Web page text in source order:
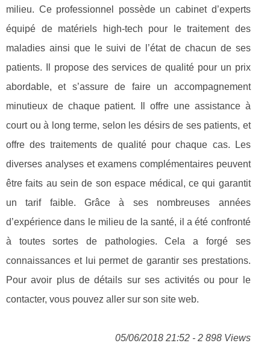
milieu. Ce professionnel possède un cabinet d’experts
équipé de matériels high-tech pour le traitement des
maladies ainsi que le suivi de l’état de chacun de ses
patients. Il propose des services de qualité pour un prix
abordable, et s’assure de faire un accompagnement
minutieux de chaque patient. Il offre une assistance à
court ou à long terme, selon les désirs de ses patients, et
offre des traitements de qualité pour chaque cas. Les
diverses analyses et examens complémentaires peuvent
être faits au sein de son espace médical, ce qui garantit
un tarif faible. Grâce à ses nombreuses années
d’expérience dans le milieu de la santé, il a été confronté
à toutes sortes de pathologies. Cela a forgé ses
connaissances et lui permet de garantir ses prestations.
Pour avoir plus de détails sur ses activités ou pour le
contacter, vous pouvez aller sur son site web.
05/06/2018 21:52 - 2 898 Views